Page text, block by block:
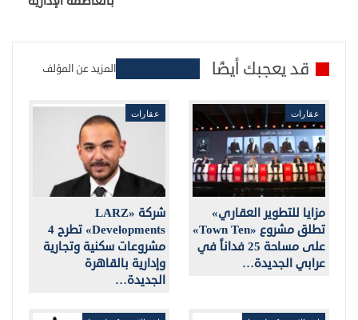
قد يعجبك أيضًا المزيد عن المؤلف
عقارات
مزايا للتطوير العقاري»
تطلق مشروع «Town Ten»
على مساحة 25 فداناً في
عرابي الجديدة…
عقارات
شركة «LARZ
Developments» تطرح 4
مشروعات سكنية وتجارية
وإدارية بالقاهرة
الجديدة…